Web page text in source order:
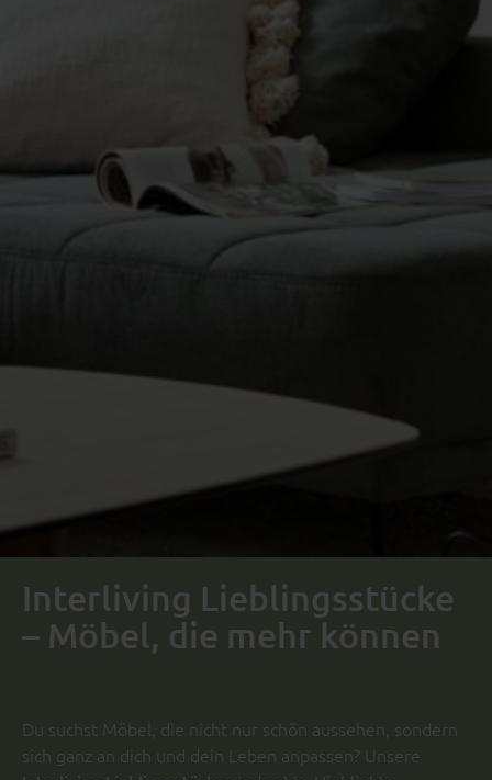
Interliving Lieblingsstücke
– Möbel, die mehr können
Du suchst Möbel, die nicht nur schön aussehen, sondern
sich ganz an dich und dein Leben anpassen? Unsere